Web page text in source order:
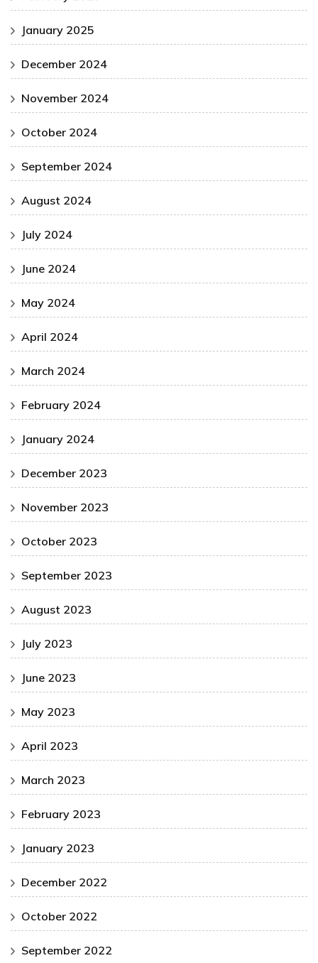
January 2025
December 2024
November 2024
October 2024
September 2024
August 2024
July 2024
June 2024
May 2024
April 2024
March 2024
February 2024
January 2024
December 2023
November 2023
October 2023
September 2023
August 2023
July 2023
June 2023
May 2023
April 2023
March 2023
February 2023
January 2023
December 2022
October 2022
September 2022